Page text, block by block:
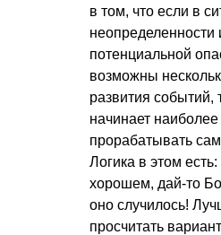
в том, что если в
неопределенности
потенциальной
возможны
развития событий,
начинает
прорабатывать
Логика в этом
хорошем, дай-то
оно случилось!
просчитать